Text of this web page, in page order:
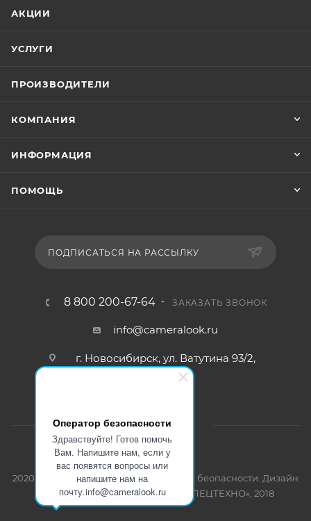
Оператор безопасности
Здравствуйте! Готов помочь
Вам. Напишите нам, если у
вас появятся вопросы или
напишите нам на
почту.info@cameralook.ru
АКЦИИ
УСЛУГИ
ПРОИЗВОДИТЕЛИ
КОМПАНИЯ
ИНФОРМАЦИЯ
ПОМОЩЬ
ПОДПИСАТЬСЯ НА РАССЫЛКУ
8 800 200-67-64 ЗАКАЗАТЬ ЗВОНОК
info@cameralook.ru
г. Новосибирск, ул. Ватутина 93/2,
офис №4
2020 - 2026 © Оптовая продажа систем беопасности. Дизайн
и разработка сайта. ООО «НТО СПЕЦТЕХНО», 2018